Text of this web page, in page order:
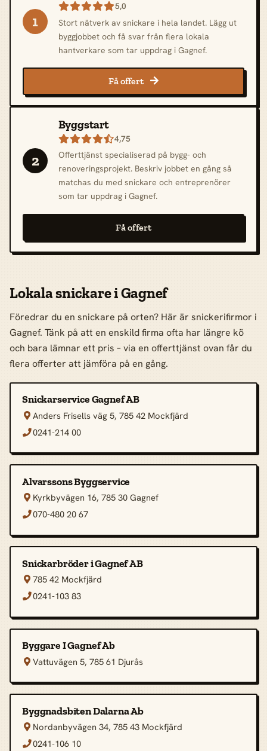
1
5,0
Stort nätverk av snickare i hela landet. Lägg ut
byggjobbet och få svar från flera lokala
hantverkare som tar uppdrag i Gagnef.
Få offert 
2
Byggstart
4,75
Offerttjänst specialiserad på bygg- och
renoveringsprojekt. Beskriv jobbet en gång så
matchas du med snickare och entreprenörer
som tar uppdrag i Gagnef.
Få offert
Lokala snickare i Gagnef
Föredrar du en snickare på orten? Här är snickerifirmor i
Gagnef. Tänk på att en enskild firma ofta har längre kö
och bara lämnar ett pris – via en offerttjänst ovan får du
flera offerter att jämföra på en gång.
Snickarservice Gagnef AB
 Anders Frisells väg 5, 785 42 Mockfjärd
0241-214 00
Alvarssons Byggservice
 Kyrkbyvägen 16, 785 30 Gagnef
070-480 20 67
Snickarbröder i Gagnef AB
 785 42 Mockfjärd
0241-103 83
Byggare I Gagnef Ab
 Vattuvägen 5, 785 61 Djurås
Byggnadsbiten Dalarna Ab
 Nordanbyvägen 34, 785 43 Mockfjärd
0241-106 10